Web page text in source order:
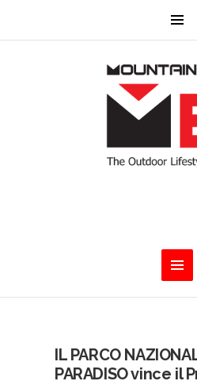
IL PARCO
PARADISO vince il